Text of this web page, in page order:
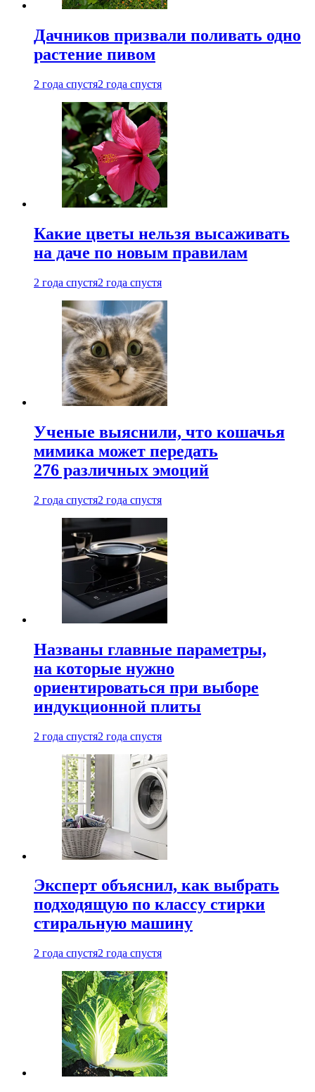
Дачников призвали поливать одно
растение пивом
2 года спустя2 года спустя
Какие цветы нельзя высаживать
на даче по новым правилам
2 года спустя2 года спустя
Ученые выяснили, что кошачья
мимика может передать
276 различных эмоций
2 года спустя2 года спустя
Названы главные параметры,
на которые нужно
ориентироваться при выборе
индукционной плиты
2 года спустя2 года спустя
Эксперт объяснил, как выбрать
подходящую по классу стирки
стиральную машину
2 года спустя2 года спустя